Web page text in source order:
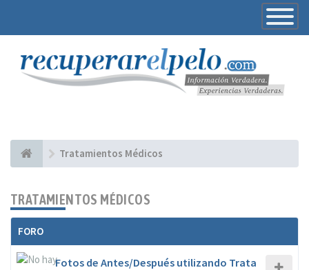
Toggle
Tratamientos Médicos
TRATAMIENTOS MÉDICOS
FORO
Fotos de Antes/Después utilizando Trata